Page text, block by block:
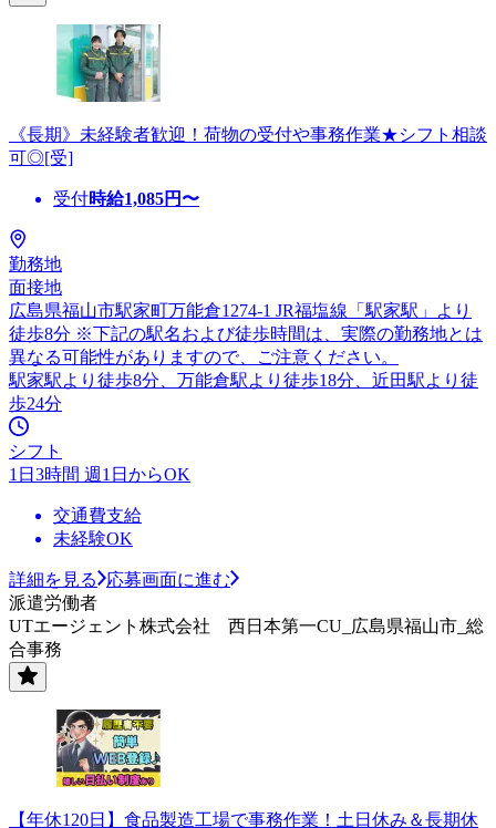
《長期》未経験者歓迎！荷物の受付や事務作業★シフト相談
可◎[受]
受付時給1,085円〜
勤務地
面接地
広島県福山市駅家町万能倉1274-1 JR福塩線「駅家駅」より
徒歩8分 ※下記の駅名および徒歩時間は、実際の勤務地とは
異なる可能性がありますので、ご注意ください。
駅家駅より徒歩8分、万能倉駅より徒歩18分、近田駅より徒
歩24分
シフト
1日3時間 週1日からOK
交通費支給
未経験OK
詳細を見る
応募画面に進む
派遣労働者
UTエージェント株式会社 西日本第一CU_広島県福山市_総
合事務
【年休120日】食品製造工場で事務作業！土日休み＆長期休